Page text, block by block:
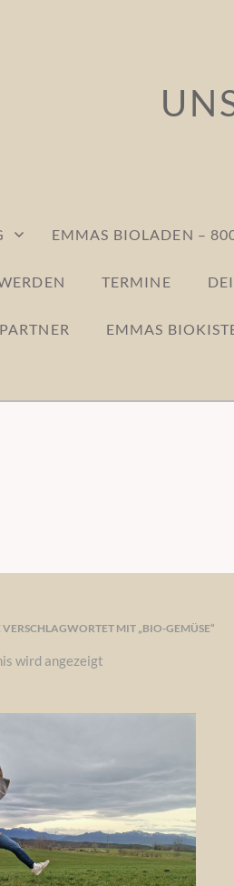
EMMAS BIOLADEN –
TERMINE
EMMAS
MIT „BIO-GEMÜSE“
wird angezeigt